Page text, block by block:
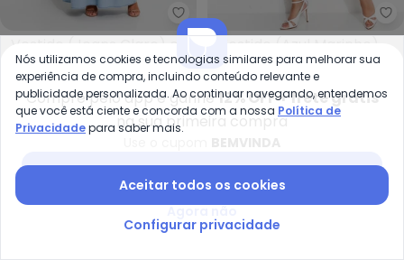
Quintess - Vestido (Jeans
Vestido (Jeans Claro) em
Jeans
QUINTESS
A partir deR$ 158,99R$ 249,99
ou5xdeR$ 31,79semjuros
Vestido (Azul Marinho)
em Cetim
QUINTESS
A partir deR$ 140,99
ou4xdeR$ 35,24semjuros
-50%
Compre pelo app e ganhe12% OFF + frete grátis
na sua primeira compra
Nós utilizamos cookies e tecnologias similares para melhorar sua
experiência de compra, incluindo conteúdo relevante e
publicidade personalizada. Ao continuar navegando, entendemos
que você está ciente e concorda com a nossa Política de
Privacidadepara saber mais.
Aceitar todos os cookies
Configurar privacidade